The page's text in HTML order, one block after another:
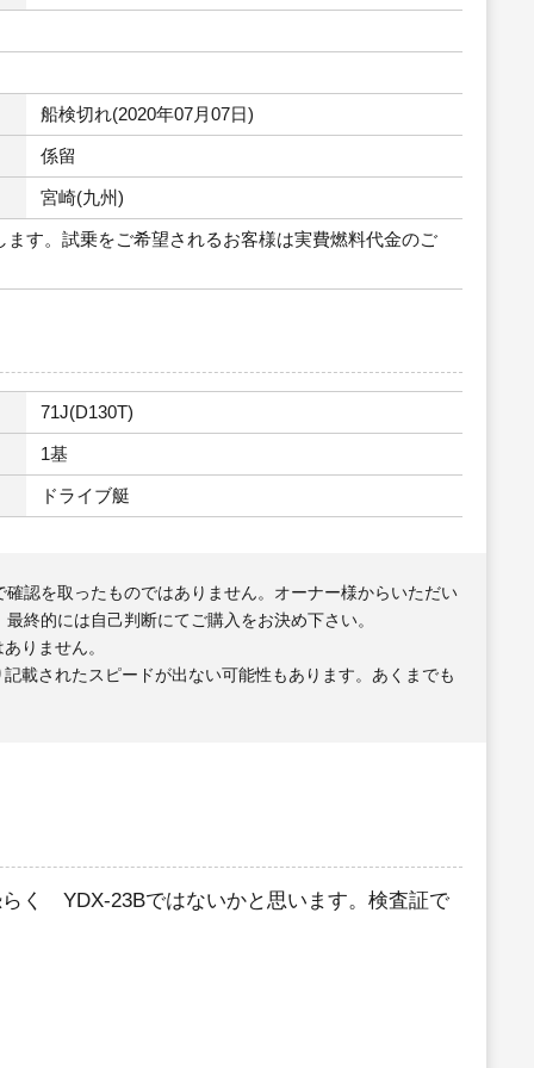
船検切れ(2020年07月07日)
係留
宮崎(九州)
す。試乗をご希望されるお客様は実費燃料代金のご
71J(D130T)
1基
ドライブ艇
認を取ったものではありません。オーナー様からいただい
終的には自己判断にてご購入をお決め下さい。
りません。
載されたスピードが出ない可能性もあります。あくまでも
く YDX-23Bではないかと思います。検査証で